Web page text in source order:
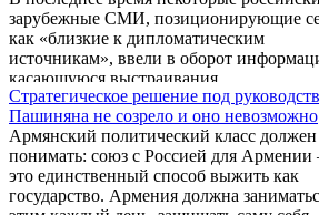
зарубежные СМИ, позиционирующие
как «близкие к дипломатическим
источникам», ввели в оборот
касающуюся выстраивания
взаимоотношений между Арменией и
Западом и перспектив урегулирования
нагорно-карабахского конфликта.
Стратегическое решение под
Пашиняна не созрело и оно невозможно
Армянский политический класс должен
понимать: союз с Россией для Армении
это единственный способ выжить как
государство. Армения должна